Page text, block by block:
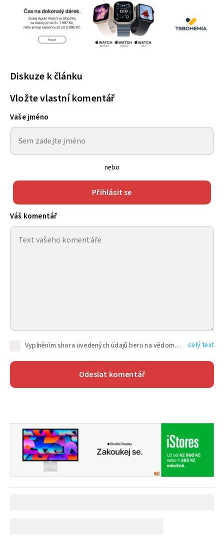
Diskuze k článku
Vložte vlastní komentář
Vaše jméno
nebo
Přihlásit se
Váš komentář
Vyplněním shora uvedených údajů beru na vědomí, že společnost TEXT FACTORY s.r.o., sídlem Brno, Durďákova 336/29, Černá Pole, PSČ: 613 00, IČ: 06157831, zapsané u Krajského soudu v Brně, oddíl C, vložka 100399, bude zpracovávat mé osobní údaje uvedené v rámci mnou vyplněného registračního formuláře na základě oprávněných zájmů TEXT FACTORY s.r.o. dle čl. 6 odst. 1 písm. f) GDPR a pro splnění právních povinností (čl. 6 odst. 1 písm. c) GDPR), a to pro tyto účely: nezbytnost zajistit oprávnění návštěvníka webových stránek provozovaných společností TEXT FACTORY s.r.o. přispívat aktivně ke zveřejněným článkům nebo v rámci diskusních fór a výkon práv TEXT FACTORY s.r.o. jako administrátora těchto diskusních fór. Více informací o zpracování osobních údajů a právech lze nalézt v celý text